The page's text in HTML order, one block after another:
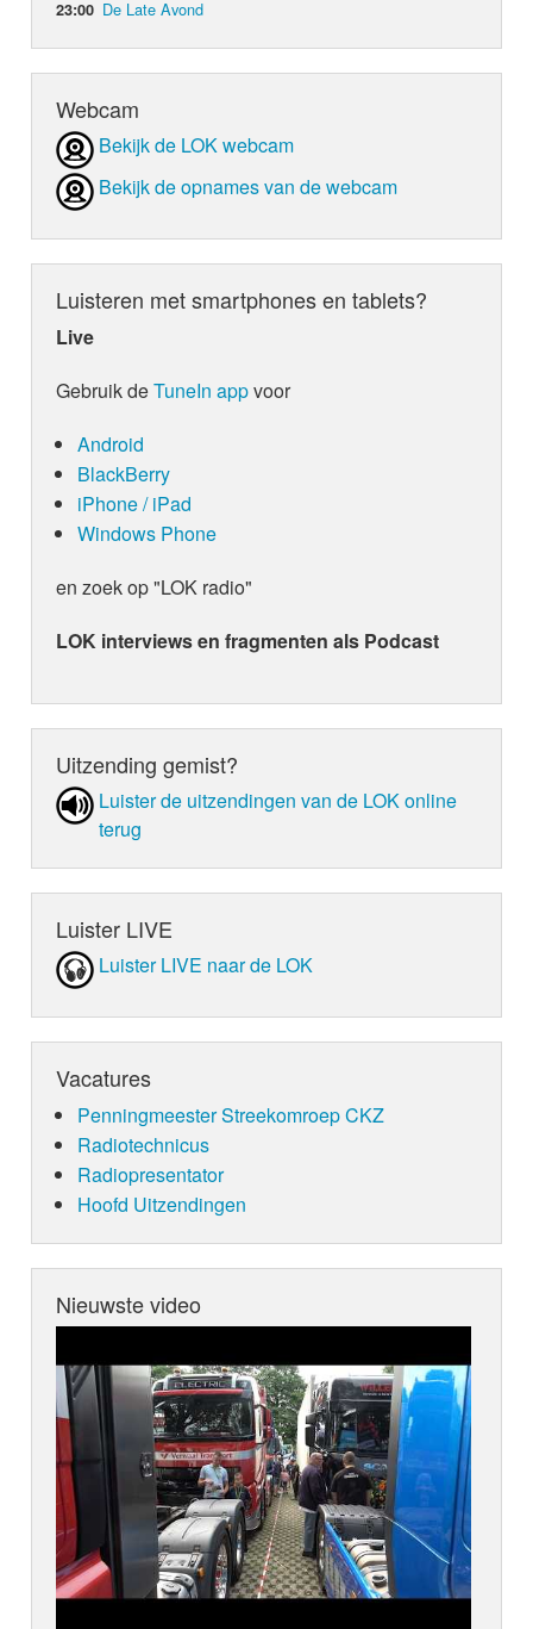
23:00 De Late Avond
Webcam
Bekijk de LOK webcam
Bekijk de opnames van de webcam
Luisteren met smartphones en tablets?
Live
Gebruik deTuneIn appvoor
Android
BlackBerry
iPhone / iPad
Windows Phone
en zoek op "LOK radio"
LOK interviews en fragmenten als Podcast
Uitzending gemist?
Luister de uit­zen­din­gen van de LOK online
terug
Luister LIVE
Luister LIVE naar de LOK
Vacatures
Penningmeester Streekomroep CKZ
Radiotechnicus
Radiopresentator
Hoofd Uitzendingen
Nieuwste video